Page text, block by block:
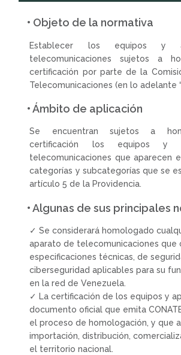
• Objeto de la normativa
Establecer los equipos y
telecomunicaciones sujetos a
certificación por parte de la
Telecomunicaciones (en lo adelante
• Ámbito de aplicación
Se encuentran sujetos a
certificación los equipos y
telecomunicaciones que aparecen
categorías y subcategorías que se
artículo 5 de la Providencia.
• Algunas de sus principales
✓ Se considerará homologado
aparato de telecomunicaciones que
especificaciones técnicas, de
ciberseguridad aplicables para su
en la red de Venezuela.
✓ La certificación de los equipos y
documento oficial que emita
el proceso de homologación, y que
importación, distribución,
el territorio nacional.